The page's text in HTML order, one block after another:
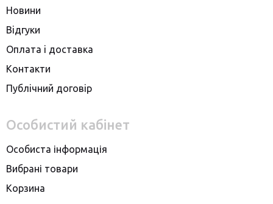
Новини
Вiдгуки
Оплата i доставка
Контакти
Публiчний договiр
Особистий кабінет
Особиста інформація
Вибрані товари
Корзина